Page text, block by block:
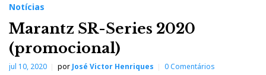
Notícias
Marantz SR-Series 2020
(promocional)
jul 10, 2020 por José Victor Henriques 0 Comentários